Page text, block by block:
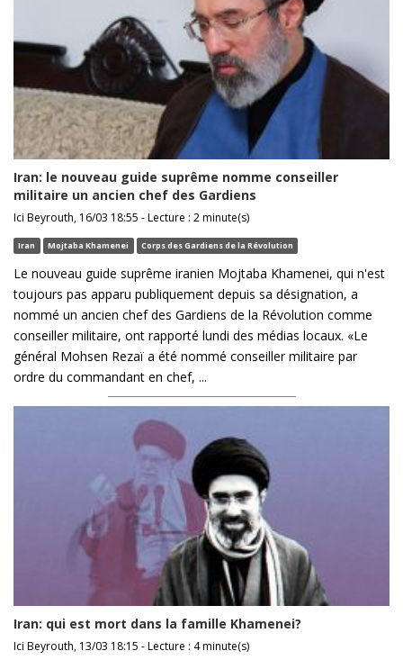
Iran: le nouveau guide suprême nomme conseiller
militaire un ancien chef des Gardiens
Ici Beyrouth, 16/03 18:55 - Lecture : 2 minute(s)
Iran Mojtaba Khamenei Corps des Gardiens de la Révolution
Le nouveau guide suprême iranien Mojtaba Khamenei, qui n'est
toujours pas apparu publiquement depuis sa désignation, a
nommé un ancien chef des Gardiens de la Révolution comme
conseiller militaire, ont rapporté lundi des médias locaux. «Le
général Mohsen Rezaï a été nommé conseiller militaire par
ordre du commandant en chef, ...
Iran: qui est mort dans la famille Khamenei?
Ici Beyrouth, 13/03 18:15 - Lecture : 4 minute(s)